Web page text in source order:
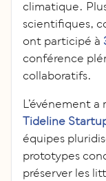
climatique.
scientifiques,
ont participé à
conférence
collaboratifs.
L’événement a
Tideline
équipes
prototypes
préserver les